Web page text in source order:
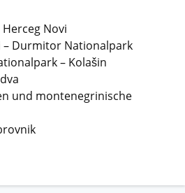
Novi
– Durmitor Nationalpark
– Kolašin
und montenegrinische